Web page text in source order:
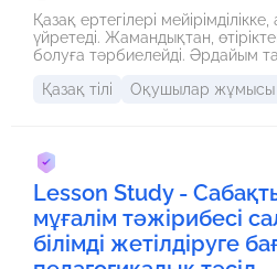
Қазақ ертегілері мейірімділікке, адалдыққа, әділеттілікке
үйретеді. Жамандықтан,
болуға тәрбиелейді. Әрдайым
құралы.Қазіргі таңда жаңа
Қазақ тілі Оқушылар жұмысы
Lesson Study -
мұғалім тәжірибесі
білімді жетілдіруге